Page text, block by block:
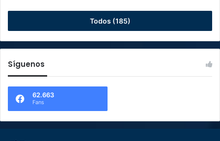
Todos (185)
Síguenos
62.663
Fans